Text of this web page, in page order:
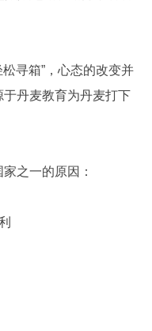
松寻箱”，心态的改变并
丹麦教育为丹麦打下
之一的原因：